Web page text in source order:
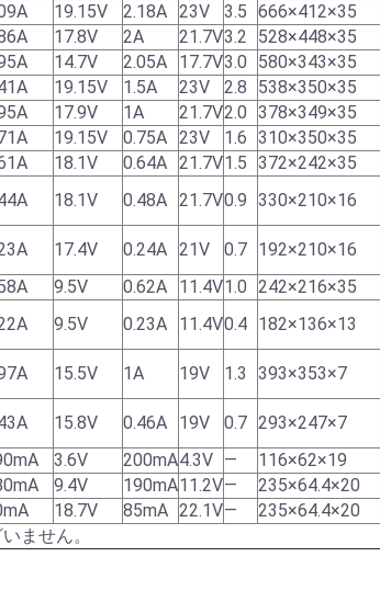
19.15V 2.18A 23V 3.5 666×412×35
17.8V 2A 21.7V3.2 528×448×35
14.7V 2.05A 17.7V3.0 580×343×35
19.15V 1.5A 23V 2.8 538×350×35
17.9V 1A 21.7V2.0 378×349×35
19.15V 0.75A 23V 1.6 310×350×35
18.1V 0.64A 21.7V1.5 372×242×35
18.1V 0.48A 21.7V0.9 330×210×16
17.4V 0.24A 21V 0.7 192×210×16
9.5V 0.62A 11.4V1.0 242×216×35
9.5V 0.23A 11.4V0.4 182×136×13
15.5V 1A 19V 1.3 393×353×7
15.8V 0.46A 19V 0.7 293×247×7
3.6V 200mA4.3V ― 116×62×19
9.4V 190mA11.2V― 235×64.4×20
18.7V 85mA 22.1V― 235×64.4×20
ません。